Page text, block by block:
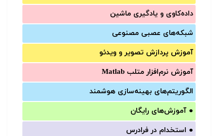
داده‌کاوی و یادگیری ماشین
شبکه‌های عصبی مصنوعی
آموزش‌ پردازش تصویر و ویدئو
آموزش‌ نرم‌افزار متلب Matlab
الگوریتم‌های بهینه‌سازی هوشمند
● آموزش‌های رایگان
● استخدام در فرادرس